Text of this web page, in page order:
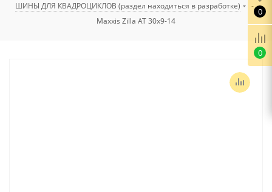
ШИНЫ ДЛЯ КВАДРОЦИКЛОВ (раздел находиться в разработке)
-
Maxxis Zilla AT 30x9-14
0
0